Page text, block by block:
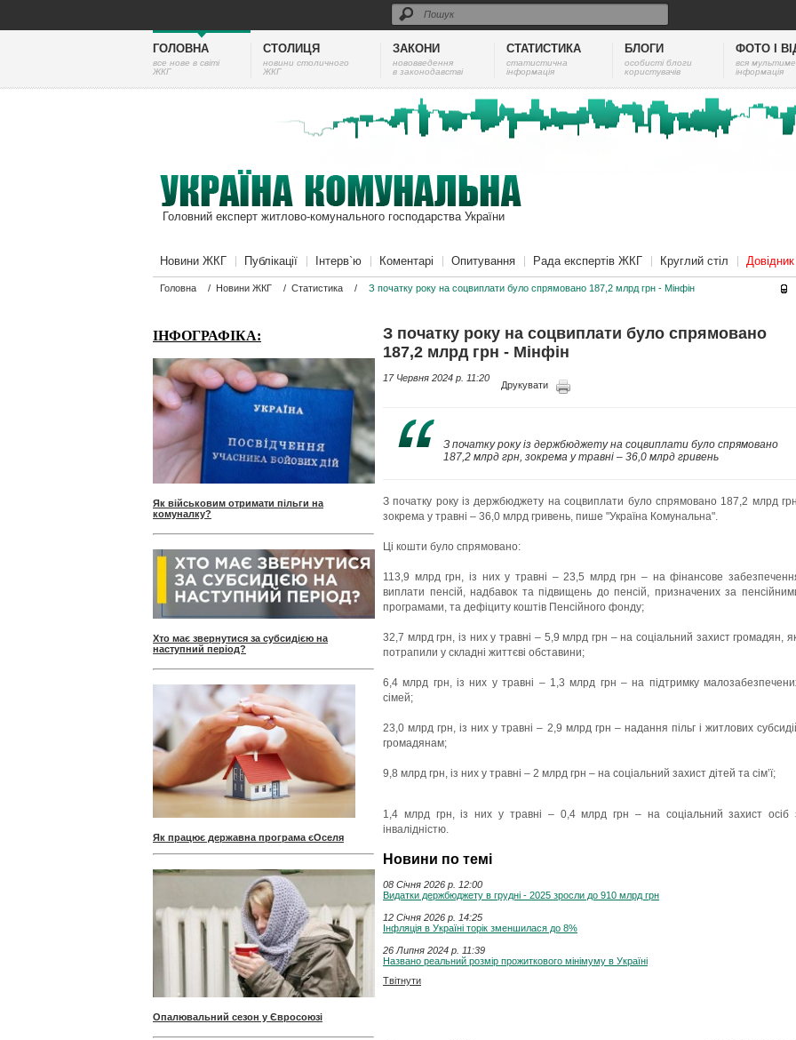
ГОЛОВНА
все нове в світі
ЖКГ
СТОЛИЦЯ
новини столичного
ЖКГ
ЗАКОНИ
нововведення
в законодавстві
СТАТИСТИКА
cтатистична
інформація
БЛОГИ
особисті блоги
користувачів
ФОТО І
вся
інформація
Головний експерт житлово-комунального господарства України
Новини ЖКГ Публікації Інтерв`ю Коментарі Опитування Рада експертів ЖКГ Круглий стіл
Головна / Новини ЖКГ / Статистика / З початку року на соцвиплати було спрямовано 187,2 млрд грн - Мінфін
ІНФОГРАФІКА:
Як військовим отримати пільги на
комуналку?
Хто має звернутися за субсидією на
наступний період?
Як працює державна програма єОселя
Опалювальний сезон у Євросоюзі
З початку року на соцвиплати було спрямовано
187,2 млрд грн - Мінфін
17 Червня 2024 p. 11:20
Друкувати
З початку року із держбюджету на соцвиплати було спрямовано
187,2 млрд грн, зокрема у травні – 36,0 млрд гривень
З початку року із держбюджету на соцвиплати було спрямовано 187,2 млрд
зокрема у травні – 36,0 млрд гривень, пише "Україна Комунальна".
Ці кошти було спрямовано:
113,9 млрд грн, із них у травні ‒ 23,5 млрд грн – на фінансове
виплати пенсій, надбавок та підвищень до пенсій, призначених за
програмами, та дефіциту коштів Пенсійного фонду;
32,7 млрд грн, із них у травні – 5,9 млрд грн – на соціальний захист громадян,
потрапили у складні життєві обставини;
6,4 млрд грн, із них у травні – 1,3 млрд грн – на підтримку
сімей;
23,0 млрд грн, із них у травні – 2,9 млрд грн – надання пільг і житлових
громадянам;
9,8 млрд грн, із них у травні – 2 млрд грн – на соціальний захист дітей та сім’ї;
1,4 млрд грн, із них у травні – 0,4 млрд грн – на соціальний захист осіб
інвалідністю.
Новини по темі
08 Січня 2026 p. 12:00
Видатки держбюджету в грудні - 2025 зросли до 910 млрд грн
12 Січня 2026 p. 14:25
Інфляція в Україні торік зменшилася до 8%
26 Липня 2024 p. 11:39
Названо реальний розмір прожиткового мінімуму в Україні
Твітнути